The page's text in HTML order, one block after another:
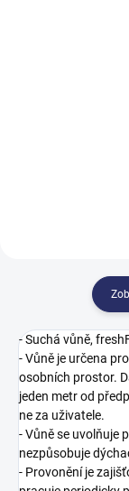
Remind Air
- Suchá vůně,
- Vůně je určena
osobních prostor.
jeden metr od
ne za uživatele.
- Vůně se uvolňuje
nezpůsobuje
- Provonění je